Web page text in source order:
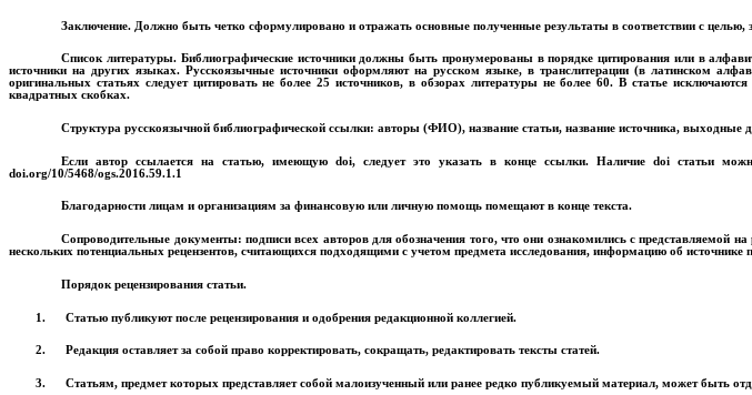
Заключение. Должно быть четко сформулировано и отражать основные полученные результаты в соответствии с
Список литературы. Библиографические источники должны быть пронумерованы в порядке цитирования или в
источники на других языках. Русскоязычные источники оформляют на русском языке, в транслитерации (в латинском
оригинальных статьях следует цитировать не более 25 источников, в обзорах литературы не более 60. В статье
квадратных скобках.
Структура русскоязычной библиографической ссылки: авторы (ФИО), название статьи, название источника,
Если автор ссылается на статью, имеющуюdoi,следует это указать в конце ссылки. Наличиеdoi статьи
doi.org/10/5468/ogs.2016.59.1.1
Благодарности лицам и организациям за финансовую или личную помощь помещают в конце текста.
Сопроводительные документы: подписи всех авторов для обозначения того, что они ознакомились с представляемой
нескольких потенциальных рецензентов, считающихся подходящими с учетом предмета исследования, информацию об источнике
Порядок рецензирования статьи.
1. Статью публикуют после рецензирования и одобрения редакционной коллегией.
2. Редакция оставляет за собой право корректировать, сокращать, редактировать тексты статей.
3. Статьям, предмет которых представляет собой малоизученный или ранее редко публикуемый материал, может быть